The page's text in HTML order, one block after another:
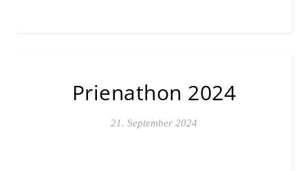
Prienathon 2024
21. September 2024